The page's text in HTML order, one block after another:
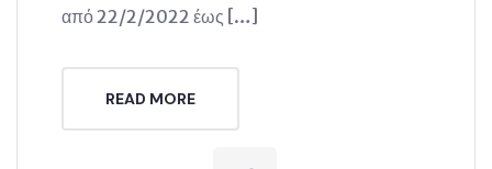
από 22/2/2022 έως […]
READ MORE